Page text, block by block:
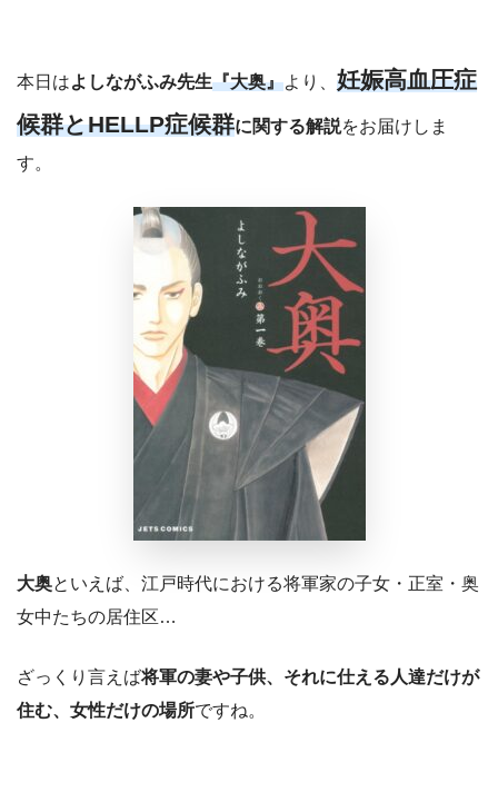
本日はよしながふみ先生『大奥』より、 妊娠高血圧症
候群とHELLP症候群に関する解説をお届けしま
す。
大奥といえば、江戸時代における将軍家の子女・正室・奥
女中たちの居住区…
ざっくり言えば将軍の妻や子供、それに仕える人達だけが
住む、女性だけの場所ですね。